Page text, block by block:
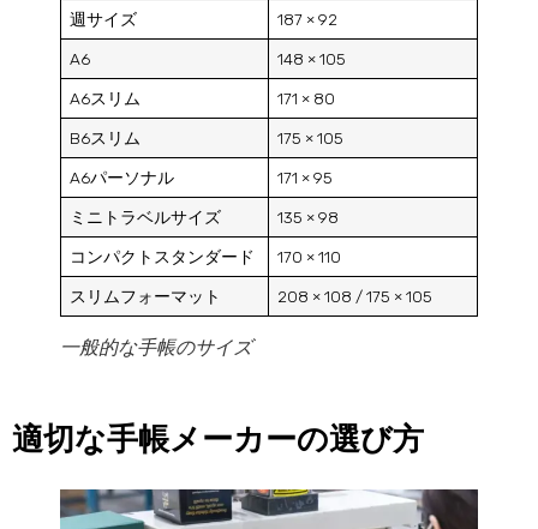
週サイズ 187 × 92
A6 148 × 105
A6スリム 171 × 80
B6スリム 175 × 105
A6パーソナル 171 × 95
ミニトラベルサイズ 135 × 98
コンパクトスタンダード 170 × 110
スリムフォーマット 208 × 108 / 175 × 105
一般的な手帳のサイズ
適切な手帳メーカーの選び方